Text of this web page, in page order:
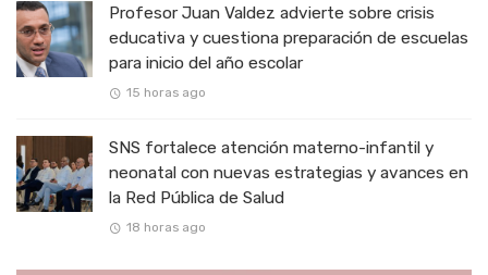
Profesor Juan Valdez advierte sobre crisis
educativa y cuestiona preparación de escuelas
para inicio del año escolar
15 horas ago
SNS fortalece atención materno-infantil y
neonatal con nuevas estrategias y avances en
la Red Pública de Salud
18 horas ago